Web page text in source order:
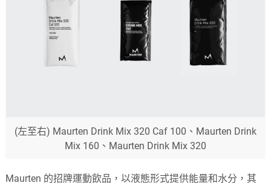
(左至右) Maurten Drink Mix 320 Caf 100、Maurten Drink
Mix 160、Maurten Drink Mix 320
Maurten 的招牌運動飲品，以液態形式提供能量和水分，其